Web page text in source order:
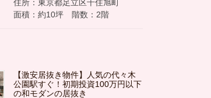
住所：東京都足立区千住旭町
面積：約10坪 階数：2階
【激安居抜き物件】人気の代々木
公園駅すぐ！初期投資100万円以下
の和モダンの居抜き